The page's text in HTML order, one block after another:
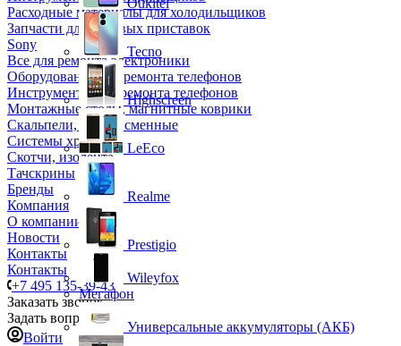
Расходные материалы для холодильщиков
Запчасти для игровых приставок
Sony
Все для ремонта электроники
Оборудование для ремонта телефонов
Инструменты для ремонта телефонов
Монтажные столы, магнитные коврики
Скальпели, лезвия сменные
Системы хранения
Скотчи, изолента
Тачскрины
Бренды
Компания
О компании
Новости
Контакты
Контакты
+7 495 135-39-43
Заказать звонок
Задать вопрос
Войти
Oukitel
Tecno
Highscreen
LeEco
Realme
Prestigio
Wileyfox
Мегафон
Универсальные аккумуляторы (АКБ)